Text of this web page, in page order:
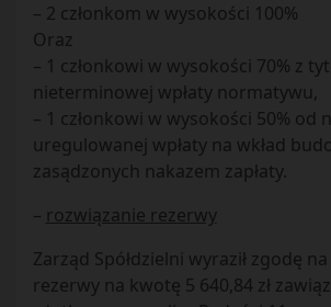
– 2 członkom w wysokości 100%
Oraz
– 1 członkowi w wysokości 70% z
nieterminowej wpłaty normatywu,
– 1 członkowi w wysokości 50% od
uregulowanej wpłaty na wkład
zasądzonych nakazem zapłaty.
– rozwiązanie rezerwy
Zarząd Spółdzielni wyraził zgodę
rezerwy na kwotę 5 640,84 zł